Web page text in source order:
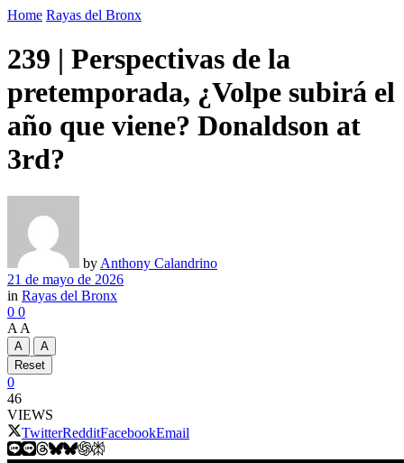
Home Rayas del Bronx
239 | Perspectivas de la
pretemporada, ¿Volpe subirá el
año que viene? Donaldson at
3rd?
by Anthony Calandrino
21 de mayo de 2026
in Rayas del Bronx
0 0
A A
A
A
Reset
0
46
VIEWS
TwitterRedditFacebookEmail